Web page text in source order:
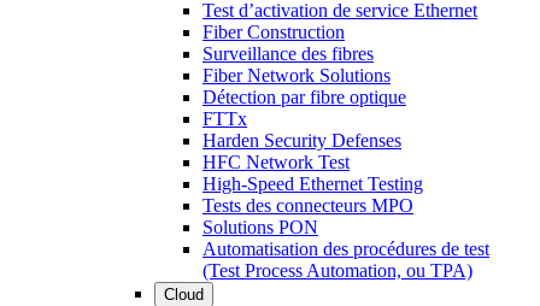
Test d’activation de service Ethernet
Fiber Construction
Surveillance des fibres
Fiber Network Solutions
Détection par fibre optique
FTTx
Harden Security Defenses
HFC Network Test
High-Speed Ethernet Testing
Tests des connecteurs MPO
Solutions PON
Automatisation des procédures de test
(Test Process Automation, ou TPA)
Cloud